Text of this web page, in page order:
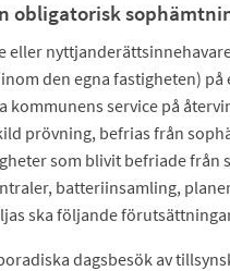
obligatorisk
eller
den egna fastigheten)
kommunens service på
prövning, befrias från
som blivit befriade
batteriinsamling,
ska följande
dagsbesök av